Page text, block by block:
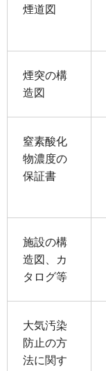
煙道図
煙突の構
造図
窒素酸化
物濃度の
保証書
施設の構
造図、カ
タログ等
大気汚染
防止の方
法に関す